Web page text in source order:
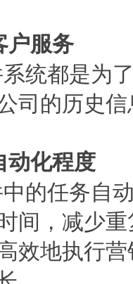
户服务
统都是为
司的历史
动化程度
的任务自
间，减少
效地执行